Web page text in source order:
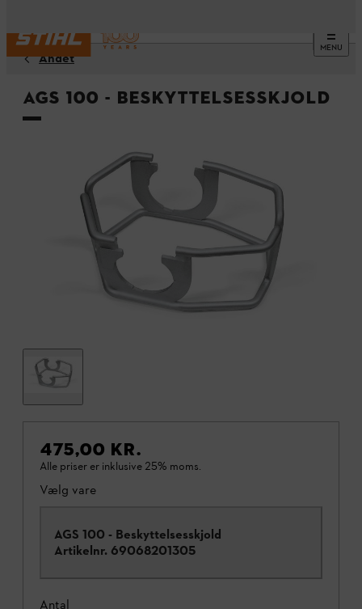
MENU
Andet
AGS 100 - Beskyttelsesskjold
475,00 KR.
Alle priser er inklusive 25% moms.
Vælg vare
AGS 100 - Beskyttelsesskjold
Artikelnr. 69068201305
Antal